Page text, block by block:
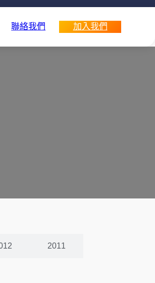
聯絡我們 加入我們
2011